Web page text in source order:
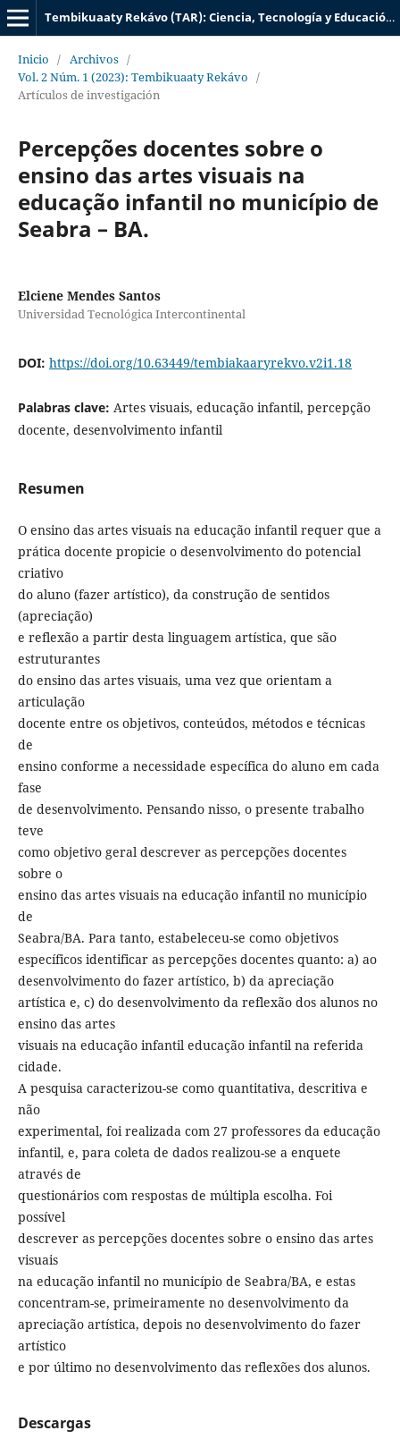
Tembikuaaty Rekávo (TAR): Ciencia, Tecnología y Educación UTIC
Inicio / Archivos /
Vol. 2 Núm. 1 (2023): Tembikuaaty Rekávo /
Artículos de investigación
Percepções docentes sobre o
ensino das artes visuais na
educação infantil no município de
Seabra – BA.
Elciene Mendes Santos
Universidad Tecnológica Intercontinental
DOI: https://doi.org/10.63449/tembiakaaryrekvo.v2i1.18
Palabras clave: Artes visuais, educação infantil, percepção
docente, desenvolvimento infantil
Resumen
O ensino das artes visuais na educação infantil requer que a
prática docente propicie o desenvolvimento do potencial
criativo
do aluno (fazer artístico), da construção de sentidos
(apreciação)
e reflexão a partir desta linguagem artística, que são
estruturantes
do ensino das artes visuais, uma vez que orientam a
articulação
docente entre os objetivos, conteúdos, métodos e técnicas
de
ensino conforme a necessidade específica do aluno em cada
fase
de desenvolvimento. Pensando nisso, o presente trabalho
teve
como objetivo geral descrever as percepções docentes
sobre o
ensino das artes visuais na educação infantil no município
de
Seabra/BA. Para tanto, estabeleceu-se como objetivos
específicos identificar as percepções docentes quanto: a) ao
desenvolvimento do fazer artístico, b) da apreciação
artística e, c) do desenvolvimento da reflexão dos alunos no
ensino das artes
visuais na educação infantil educação infantil na referida
cidade.
A pesquisa caracterizou-se como quantitativa, descritiva e
não
experimental, foi realizada com 27 professores da educação
infantil, e, para coleta de dados realizou-se a enquete
através de
questionários com respostas de múltipla escolha. Foi
possível
descrever as percepções docentes sobre o ensino das artes
visuais
na educação infantil no município de Seabra/BA, e estas
concentram-se, primeiramente no desenvolvimento da
apreciação artística, depois no desenvolvimento do fazer
artístico
e por último no desenvolvimento das reflexões dos alunos.
Descargas